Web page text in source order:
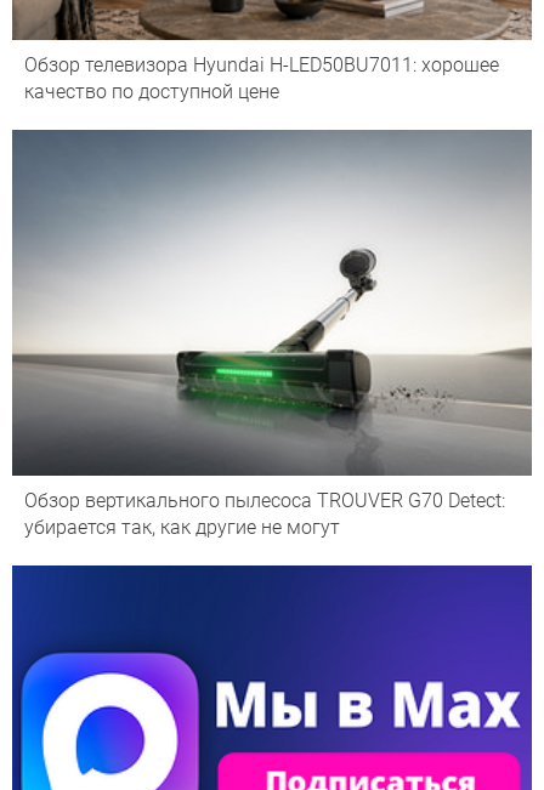
Обзор телевизора Hyundai H-LED50BU7011: хорошее
качество по доступной цене
Обзор вертикального пылесоса TROUVER G70 Detect:
убирается так, как другие не могут